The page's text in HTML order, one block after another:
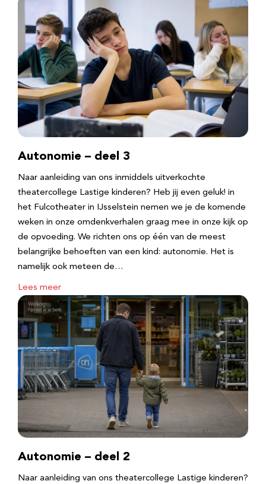
Autonomie – deel 3
Naar aanleiding van ons inmiddels uitverkochte
theatercollege Lastige kinderen? Heb jij even geluk! in
het Fulcotheater in IJsselstein nemen we je de komende
weken in onze omdenkverhalen graag mee in onze kijk op
de opvoeding. We richten ons op één van de meest
belangrijke behoeften van een kind: autonomie. Het is
namelijk ook meteen de…
Lees meer
Autonomie – deel 2
Naar aanleiding van ons theatercollege Lastige kinderen?